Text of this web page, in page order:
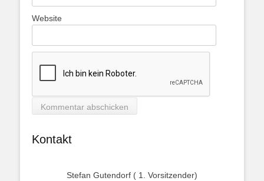
Website
Kontakt
Stefan Gutendorf ( 1. Vorsitzender)